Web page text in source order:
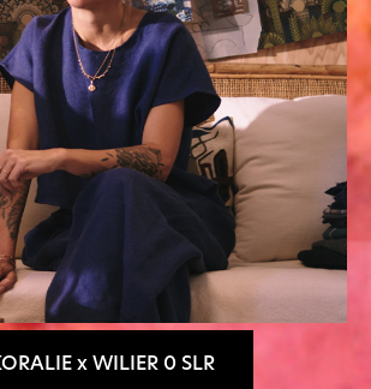
x WILIER 0 SLR